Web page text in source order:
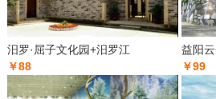
汨罗·屈子文化园+汨罗江
￥88
益阳
￥99